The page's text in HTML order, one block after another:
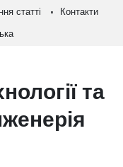
статті Контакти
та